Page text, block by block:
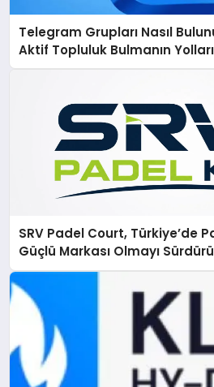
Telegram Grupları Nasıl
Aktif Topluluk Bulmanın Yolları
SRV Padel Court, Türkiye’de
Güçlü Markası Olmayı